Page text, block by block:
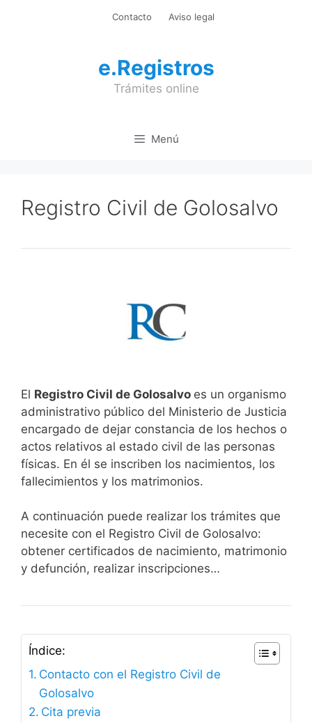
Contacto Aviso legal
e.Registros
Trámites online
Menú
Registro Civil de Golosalvo
El Registro Civil de Golosalvo es un organismo
administrativo público del Ministerio de Justicia
encargado de dejar constancia de los hechos o
actos relativos al estado civil de las personas
físicas. En él se inscriben los nacimientos, los
fallecimientos y los matrimonios.
A continuación puede realizar los trámites que
necesite con el Registro Civil de Golosalvo:
obtener certificados de nacimiento, matrimonio
y defunción, realizar inscripciones…
Índice:
Contacto con el Registro Civil de
Golosalvo
Cita previa